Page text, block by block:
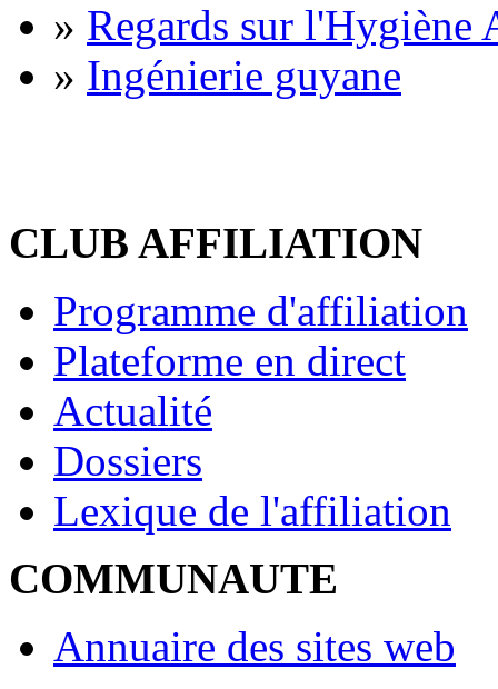
» Regards sur l'Hygiène
» Ingénierie guyane
CLUB AFFILIATION
Programme d'affiliation
Plateforme en direct
Actualité
Dossiers
Lexique de l'affiliation
COMMUNAUTE
Annuaire des sites web